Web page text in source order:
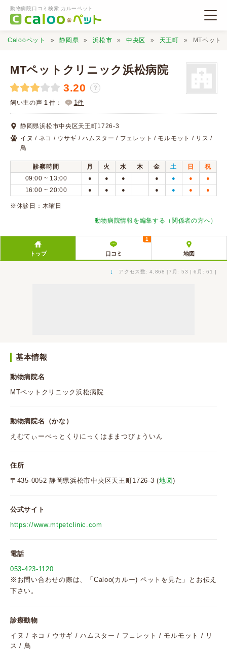
動物病院口コミ検索 カルーペット
動物病院検索
口コミ検索
Calooペットとは？
口コミ投稿
Calooペット 静岡県 浜松市 中央区 天王町 MTペット
MTペットクリニック浜松病院
3.20 ？
飼い主の声 1 件： 1件
静岡県浜松市中央区天王町1726-3
イヌ / ネコ / ウサギ / ハムスター / フェレット / モルモット / リス /
鳥
診察時間 月 火 水 木 金 土 日
祝
09:00 ~ 13:00
● ● ● ● ● ● ●
16:00 ~ 20:00 ● ● ● ● ● ● ●
※休診日：木曜日
動物病院情報を編集する（関係者の方へ）
トップ 口コミ
1
地図
↓ アクセス数: 4,868 [7月: 53 | 6月: 61 ]
基本情報
動物病院名
MTペットクリニック浜松病院
動物病院名（かな）
えむてぃーぺっとくりにっくはままつびょういん
住所
〒435-0052 静岡県浜松市中央区天王町1726-3 (地図)
公式サイト
https://www.mtpetclinic.com
電話
053-423-1120
※お問い合わせの際は、「Caloo(カルー) ペットを見た」とお伝え
下さい。
診療動物
イヌ / ネコ / ウサギ / ハムスター / フェレット / モルモット / リ
ス / 鳥